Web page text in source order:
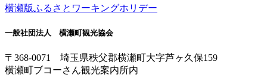
ツ
文
先
頭
先
へ
る
横瀬版ふるさとワーキングホリデー
一般社団法人 横瀬町観光協会
〒368-0071 埼玉県秩父郡横瀬町大字芦ヶ久保159
横瀬町ブコーさん観光案内所内